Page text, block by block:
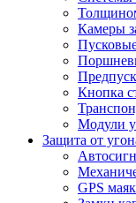
Камеры
Кнопка
Модули
Защита от
GPS